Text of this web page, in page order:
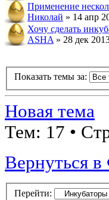
Применение
Николай » 14 апр
Хочу сделать
ASHA » 28 дек
Показать темы за:
Новая тема
Тем: 17 •
Вернуться
Перейти: